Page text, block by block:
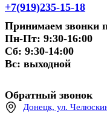
+7(919)235-15-18
Принимаем звонки
Пн-Пт: 9:30-16:00
Сб: 9:30-14:00
Вс: выходной
Обратный звонок
Донецк, ул.